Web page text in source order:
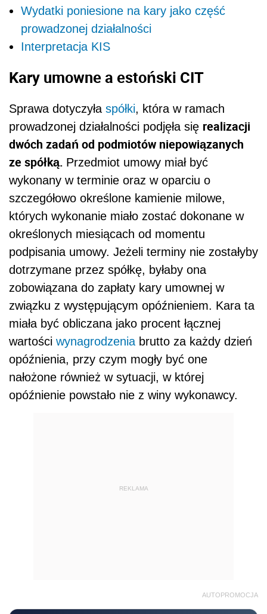
Wydatki poniesione na kary jako część
prowadzonej działalności
Interpretacja KIS
Kary umowne a estoński CIT
Sprawa dotyczyła spółki, która w ramach
prowadzonej działalności podjęła się realizacji
dwóch zadań od podmiotów niepowiązanych
ze spółką. Przedmiot umowy miał być
wykonany w terminie oraz w oparciu o
szczegółowo określone kamienie milowe,
których wykonanie miało zostać dokonane w
określonych miesiącach od momentu
podpisania umowy. Jeżeli terminy nie zostałyby
dotrzymane przez spółkę, byłaby ona
zobowiązana do zapłaty kary umownej w
związku z występującym opóźnieniem. Kara ta
miała być obliczana jako procent łącznej
wartości wynagrodzenia brutto za każdy dzień
opóźnienia, przy czym mogły być one
nałożone również w sytuacji, w której
opóźnienie powstało nie z winy wykonawcy.
REKLAMA
AUTOPROMOCJA